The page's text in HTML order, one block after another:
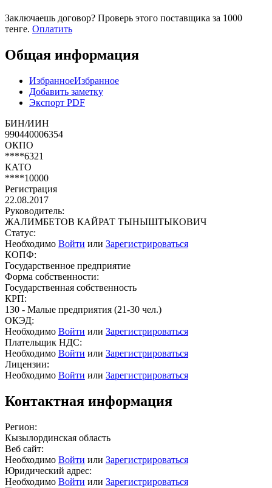
Заключаешь договор? Проверь этого поставщика за 1000
тенге. Оплатить
Общая информация
ИзбранноеИзбранное
Добавить заметку
Экспорт PDF
БИН/ИИН
990440006354
ОКПО
****6321
КАТО
****10000
Регистрация
22.08.2017
Руководитель:
ЖАЛИМБЕТОВ КАЙРАТ ТЫНЫШТЫКОВИЧ
Статус:
Необходимо Войти или Зарегистрироваться
КОПФ:
Государственное предприятие
Форма собственности:
Государственная собственность
КРП:
130 - Малые предприятия (21-30 чел.)
ОКЭД:
Необходимо Войти или Зарегистрироваться
Плательщик НДС:
Необходимо Войти или Зарегистрироваться
Лицензии:
Необходимо Войти или Зарегистрироваться
Контактная информация
Регион:
Кызылординская область
Веб сайт:
Необходимо Войти или Зарегистрироваться
Юридический адрес:
Необходимо Войти или Зарегистрироваться